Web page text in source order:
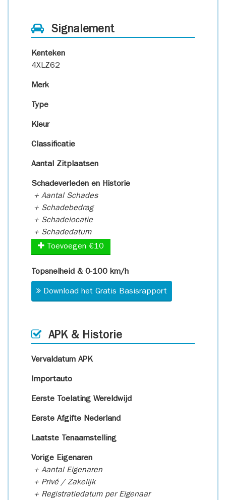
Signalement
Kenteken
4XLZ62
Merk
Type
Kleur
Classificatie
Aantal Zitplaatsen
Schadeverleden en Historie
+ Aantal Schades
+ Schadebedrag
+ Schadelocatie
+ Schadedatum
Toevoegen €10
Topsnelheid & 0-100 km/h
Download het Gratis Basisrapport
APK & Historie
Vervaldatum APK
Importauto
Eerste Toelating Wereldwijd
Eerste Afgifte Nederland
Laatste Tenaamstelling
Vorige Eigenaren
+ Aantal Eigenaren
+ Privé / Zakelijk
+ Registratiedatum per Eigenaar